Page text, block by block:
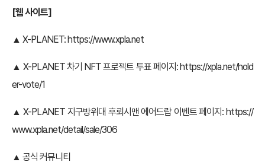
[웹 사이트]
▲ X-PLANET:https://www.xpla.net
▲ X-PLANET 차기 NFT 프로젝트 투표 페이지:https://xpla.net/hold
er-vote/1
▲ X-PLANET 지구방위대 후뢰시맨 에어드랍 이벤트 페이지: https://
www.xpla.net/detail/sale/306
▲ 공식 커뮤니티